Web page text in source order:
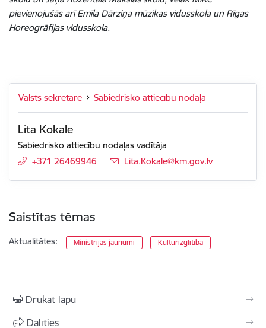
pievienojušās arī Emīla Dārziņa mūzikas vidusskola un Rīgas
Horeogrāfijas vidusskola.
Valsts sekretāre Sabiedrisko attiecību nodaļa
Lita Kokale
Sabiedrisko attiecību nodaļas vadītāja
+371 26469946
E-pasts:
Lita.Kokale@km.gov.lv
Saistītas tēmas
Aktualitātes: Ministrijas jaunumi Kultūrizglītība
Drukāt lapu
Dalīties